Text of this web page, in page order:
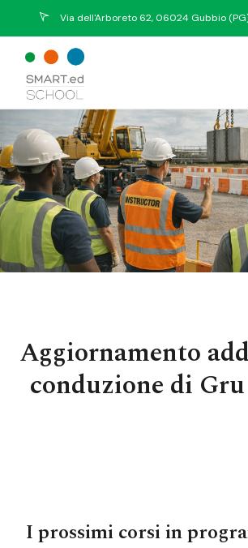
Via dell'Arboreto 62, 06024 Gubbio
info@eurekasystem.eu
Chi Siamo
Offerta Formativa
Prodotti / Servizi
Tutti i Corsi
Collabora con noi
Contatti
Aggiornamento
conduzione di
I prossimi corsi in